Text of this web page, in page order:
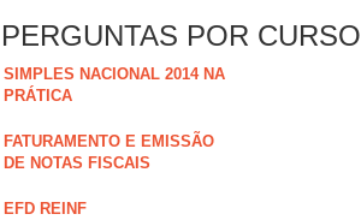
PERGUNTAS POR CURSO
SIMPLES NACIONAL 2014 NA
PRÁTICA
FATURAMENTO E EMISSÃO
DE NOTAS FISCAIS
EFD REINF